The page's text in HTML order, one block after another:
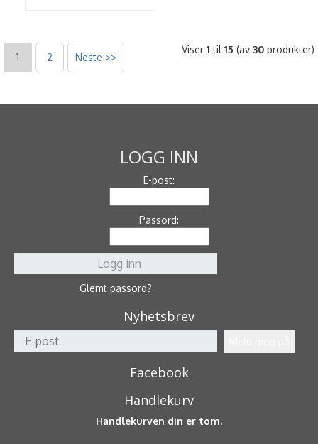
1 2 Neste >>
Viser 1 til 15 (av 30 produkter)
LOGG INN
E-post:
Passord:
Glemt passord?
Nyhetsbrev
Facebook
Handlekurv
Handlekurven din er tom.